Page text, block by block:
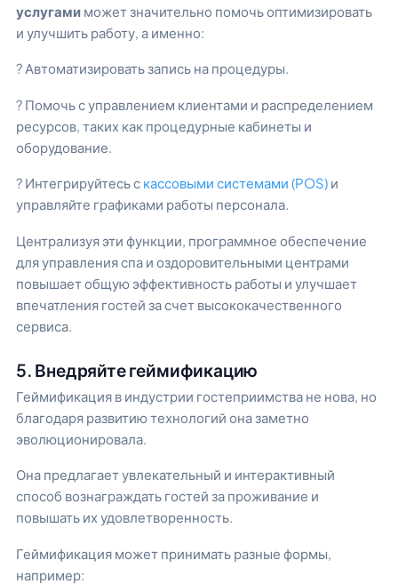
услугами может значительно помочь оптимизировать
и улучшить работу, а именно:
? Автоматизировать запись на процедуры.
? Помочь с управлением клиентами и распределением
ресурсов, таких как процедурные кабинеты и
оборудование.
? Интегрируйтесь с кассовыми системами (POS) и
управляйте графиками работы персонала.
Централизуя эти функции, программное обеспечение
для управления спа и оздоровительными центрами
повышает общую эффективность работы и улучшает
впечатления гостей за счет высококачественного
сервиса.
5. Внедряйте геймификацию
Геймификация в индустрии гостеприимства не нова, но
благодаря развитию технологий она заметно
эволюционировала.
Она предлагает увлекательный и интерактивный
способ вознаграждать гостей за проживание и
повышать их удовлетворенность.
Геймификация может принимать разные формы,
например: